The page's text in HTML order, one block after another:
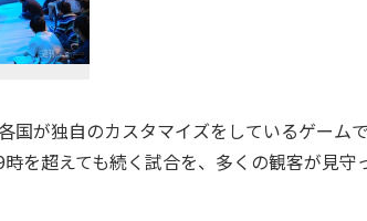
国が独自のカスタマイズをしているゲーム
を超えても続く試合を、多くの観客が見守